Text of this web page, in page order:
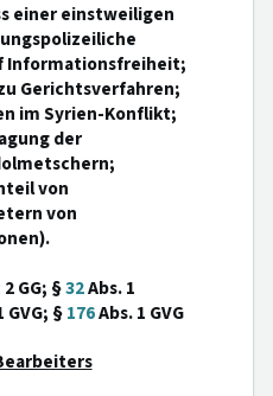
einer einstweiligen
Informationsfreiheit;
Gerichtsverfahren;
im Syrien-Konflikt;
der
von
von
GG; §32Abs. 1
GVG; §176Abs. 1 GVG